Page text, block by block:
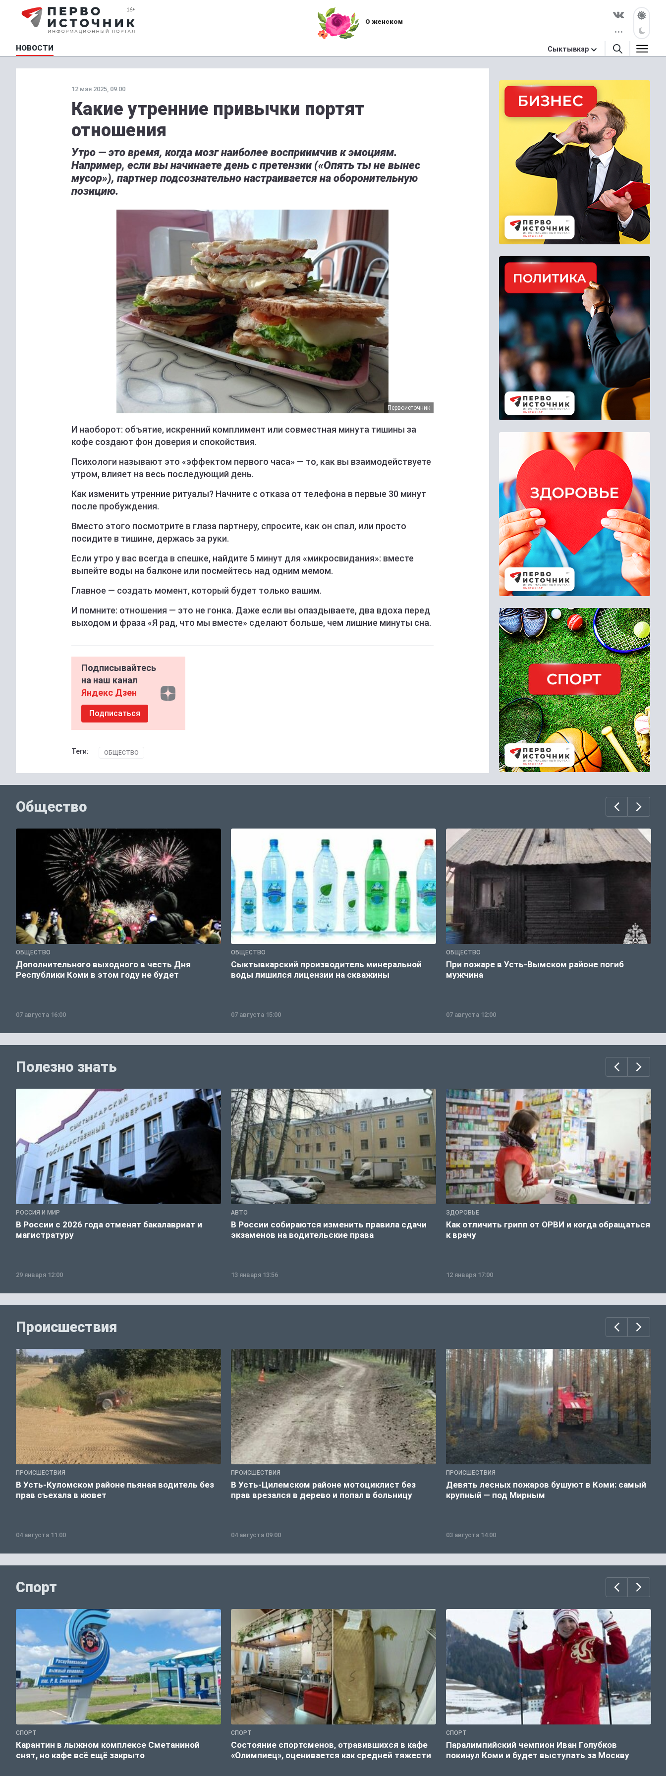
О женском
НОВОСТИ Сыктывкар
12 мая 2025, 09:00
Какие утренние привычки портят
отношения
Утро — это время, когда мозг наиболее восприимчив к эмоциям.
Например, если вы начинаете день с претензии («Опять ты не вынес
мусор»), партнер подсознательно настраивается на оборонительную
позицию.
Первоисточник
И наоборот: объятие, искренний комплимент или совместная минута тишины за
кофе создают фон доверия и спокойствия.
Психологи называют это «эффектом первого часа» — то, как вы взаимодействуете
утром, влияет на весь последующий день.
Как изменить утренние ритуалы? Начните с отказа от телефона в первые 30 минут
после пробуждения.
Вместо этого посмотрите в глаза партнеру, спросите, как он спал, или просто
посидите в тишине, держась за руки.
Если утро у вас всегда в спешке, найдите 5 минут для «микросвидания»: вместе
выпейте воды на балконе или посмейтесь над одним мемом.
Главное — создать момент, который будет только вашим.
И помните: отношения — это не гонка. Даже если вы опаздываете, два вдоха перед
выходом и фраза «Я рад, что мы вместе» сделают больше, чем лишние минуты сна.
Подписывайтесь
на наш канал
Яндекс Дзен
Подписаться
Теги: ОБЩЕСТВО
Общество
ОБЩЕСТВО
Дополнительного выходного в честь Дня
Республики Коми в этом году не будет
07 августа 16:00
ОБЩЕСТВО
Сыктывкарский производитель минеральной
воды лишился лицензии на скважины
07 августа 15:00
ОБЩЕСТВО
При пожаре в Усть-Вымском районе погиб
мужчина
07 августа 12:00
Полезно знать
РОССИЯ И МИР
В России с 2026 года отменят бакалавриат и
магистратуру
29 января 12:00
АВТО
В России собираются изменить правила сдачи
экзаменов на водительские права
13 января 13:56
ЗДОРОВЬЕ
Как отличить грипп от ОРВИ и когда обращаться
к врачу
12 января 17:00
Происшествия
ПРОИСШЕСТВИЯ
В Усть-Куломском районе пьяная водитель без
прав съехала в кювет
04 августа 11:00
ПРОИСШЕСТВИЯ
В Усть-Цилемском районе мотоциклист без
прав врезался в дерево и попал в больницу
04 августа 09:00
ПРОИСШЕСТВИЯ
Девять лесных пожаров бушуют в Коми: самый
крупный — под Мирным
03 августа 14:00
Спорт
СПОРТ
Карантин в лыжном комплексе Сметаниной
снят, но кафе всё ещё закрыто
СПОРТ
Состояние спортсменов, отравившихся в кафе
«Олимпиец», оценивается как средней тяжести
СПОРТ
Паралимпийский чемпион Иван Голубков
покинул Коми и будет выступать за Москву